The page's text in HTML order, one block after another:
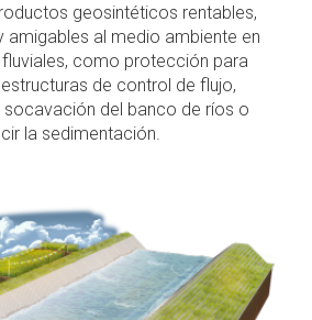
geosintéticos rentables,
amigables al medio ambiente en
como protección para
de control de flujo,
socavación del banco de ríos o
la sedimentación.